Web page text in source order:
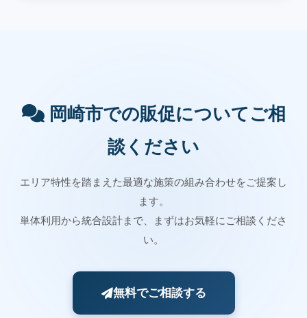
岡崎市での販促についてご相
談ください
エリア特性を踏まえた最適な施策の組み合わせをご提案し
ます。
単体利用から統合設計まで、まずはお気軽にご相談くださ
い。
無料でご相談する